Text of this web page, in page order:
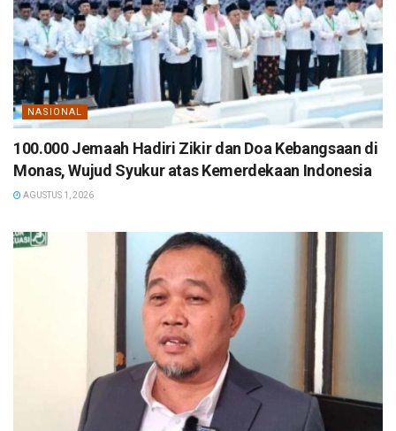
NASIONAL
100.000 Jemaah Hadiri Zikir dan Doa Kebangsaan di
Monas, Wujud Syukur atas Kemerdekaan Indonesia
AGUSTUS 1, 2026